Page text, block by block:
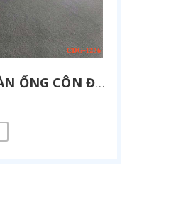
CHÂN BÀN ỐNG CÔN ĐA GIÁC CÓ VÁCH ĐIỆN 1200X3600MM CDG-1236-BOX